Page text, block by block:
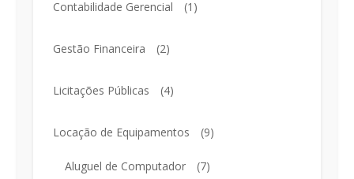
Contabilidade Gerencial (1)
Gestão Financeira (2)
Licitações Públicas (4)
Locação de Equipamentos (9)
Aluguel de Computador (7)